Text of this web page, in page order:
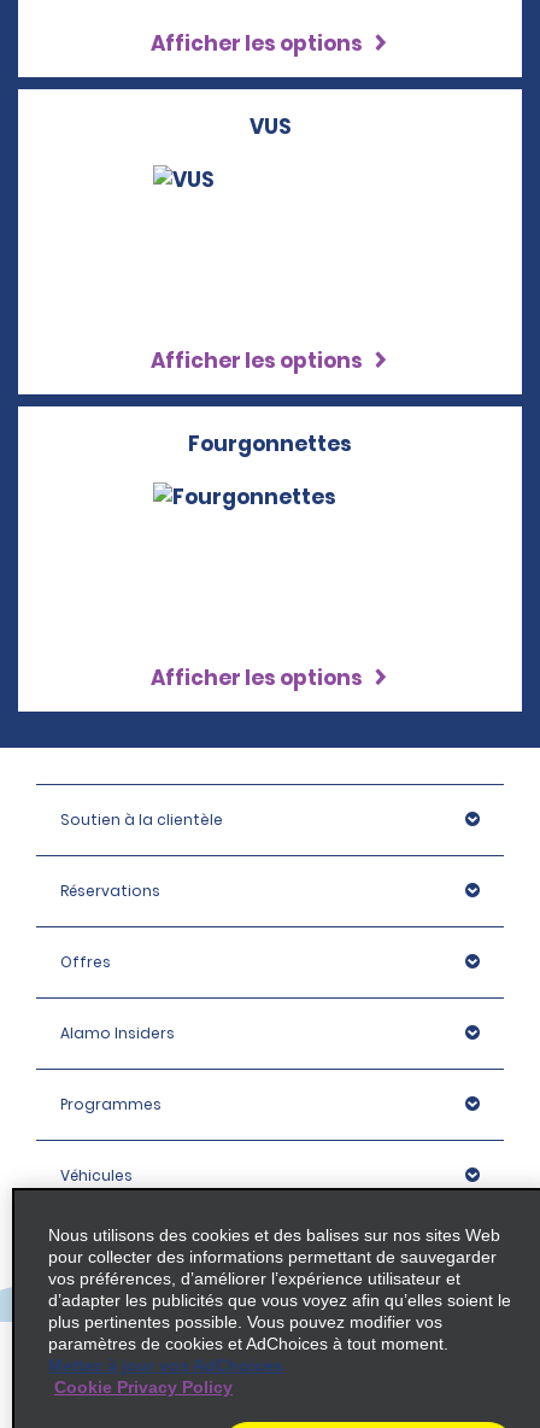
Afficher les options
VUS
Afficher les options
Fourgonnettes
Afficher les options
Soutien à la clientèle
Réservations
Offres
Alamo Insiders
Programmes
Véhicules
Succursales
Entreprise
Politique / Plan du site
Nous utilisons des cookies et des balises sur nos sites Web
pour collecter des informations permettant de sauvegarder
vos préférences, d’améliorer l’expérience utilisateur et
d’adapter les publicités que vous voyez afin qu’elles soient le
plus pertinentes possible. Vous pouvez modifier vos
paramètres de cookies et AdChoices à tout moment.
Mettez à jour vos AdChoices
Cookie Privacy Policy